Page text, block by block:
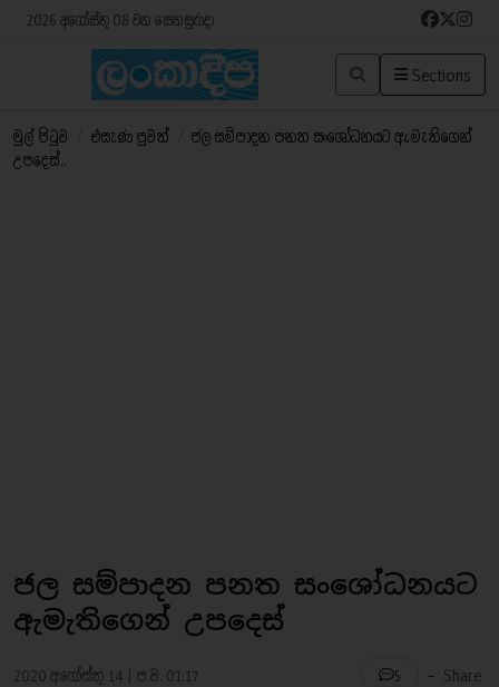
2026 අගෝස්තු 08 වන සෙනසුරාදා
Sections
මුල් පිටුව එසැණ පුවත්
ජල සම්පාදන පනත සංශෝධනයට ඇමැතිගෙන්
උපදෙස්..
ජල සම්පාදන පනත සංශෝධනයට
ඇමැතිගෙන් උපදෙස්
2020 අගෝස්තු 14 | ප.ව. 01:17 5 - Share